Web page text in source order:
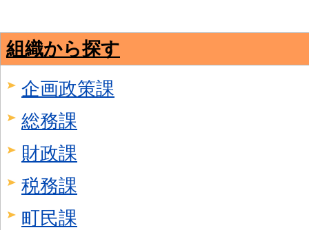
組織から探す
企画政策課
総務課
財政課
税務課
町民課